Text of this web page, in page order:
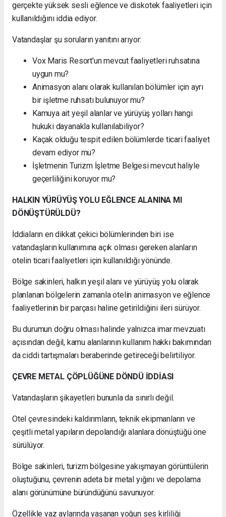
gerçekte yüksek sesli eğlence ve diskotek faaliyetleri için
kullanıldığını iddia ediyor.
Vatandaşlar şu soruların yanıtını arıyor:
Vox Maris Resort'un mevcut faaliyetleri ruhsatına
uygun mu?
Animasyon alanı olarak kullanılan bölümler için ayrı
bir işletme ruhsatı bulunuyor mu?
Kamuya ait yeşil alanlar ve yürüyüş yolları hangi
hukuki dayanakla kullanılabiliyor?
Kaçak olduğu tespit edilen bölümlerde ticari faaliyet
devam ediyor mu?
İşletmenin Turizm İşletme Belgesi mevcut haliyle
geçerliliğini koruyor mu?
HALKIN YÜRÜYÜŞ YOLU EĞLENCE ALANINA MI
DÖNÜŞTÜRÜLDÜ?
İddiaların en dikkat çekici bölümlerinden biri ise
vatandaşların kullanımına açık olması gereken alanların
otelin ticari faaliyetleri için kullanıldığı yönünde.
Bölge sakinleri, halkın yeşil alanı ve yürüyüş yolu olarak
planlanan bölgelerin zamanla otelin animasyon ve eğlence
faaliyetlerinin bir parçası haline getirildiğini ileri sürüyor.
Bu durumun doğru olması halinde yalnızca imar mevzuatı
açısından değil, kamu alanlarının kullanım hakkı bakımından
da ciddi tartışmaları beraberinde getireceği belirtiliyor.
ÇEVRE METAL ÇÖPLÜĞÜNE DÖNDÜ İDDİASI
Vatandaşların şikayetleri bununla da sınırlı değil.
Otel çevresindeki kaldırımların, teknik ekipmanların ve
çeşitli metal yapıların depolandığı alanlara dönüştüğü öne
sürülüyor.
Bölge sakinleri, turizm bölgesine yakışmayan görüntülerin
oluştuğunu, çevrenin adeta bir metal yığını ve depolama
alanı görünümüne büründüğünü savunuyor.
Özellikle yaz aylarında yaşanan yoğun ses kirliliği